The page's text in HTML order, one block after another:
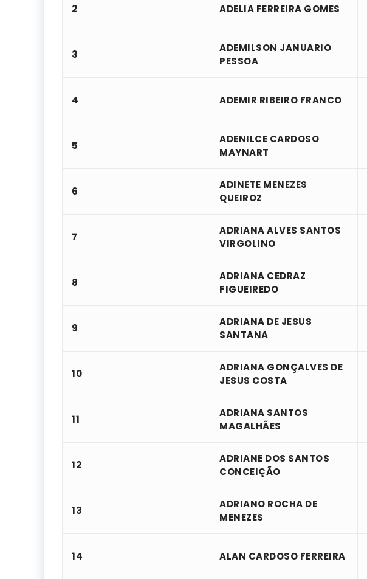
2 ADELIA FERREIRA GOMES
3
ADEMILSON JANUARIO
PESSOA
4 ADEMIR RIBEIRO FRANCO
5
ADENILCE CARDOSO
MAYNART
6
ADINETE MENEZES
QUEIROZ
7
ADRIANA ALVES SANTOS
VIRGOLINO
8
ADRIANA CEDRAZ
FIGUEIREDO
9
ADRIANA DE JESUS
SANTANA
10
ADRIANA GONÇALVES DE
JESUS COSTA
11
ADRIANA SANTOS
MAGALHÃES
12
ADRIANE DOS SANTOS
CONCEIÇÃO
13
ADRIANO ROCHA DE
MENEZES
14 ALAN CARDOSO FERREIRA